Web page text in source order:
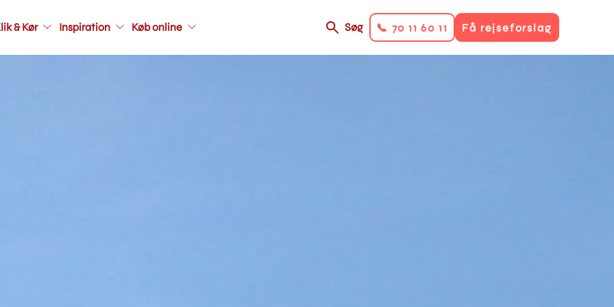
& Kør Inspiration Køb online
secondary
Søg 📞 70 11 60 11 Få rejseforslag